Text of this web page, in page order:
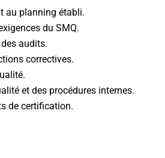
au planning établi.
du SMQ.
audits.
correctives.
et des procédures internes.
de certification.